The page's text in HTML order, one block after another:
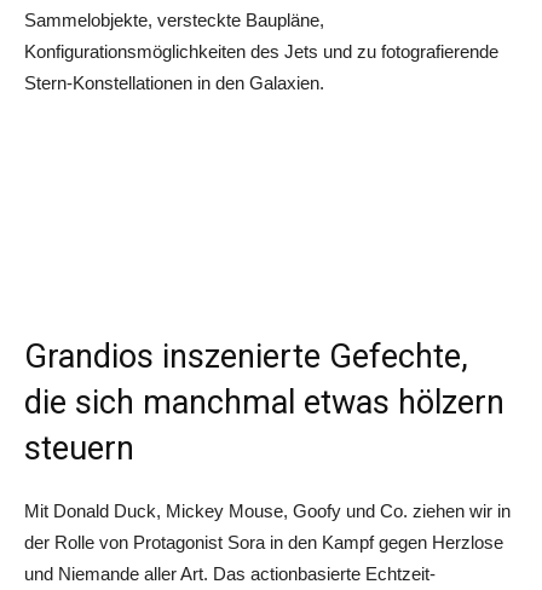
Sammelobjekte, versteckte Baupläne,
Konfigurationsmöglichkeiten des Jets und zu fotografierende
Stern-Konstellationen in den Galaxien.
Grandios inszenierte Gefechte,
die sich manchmal etwas hölzern
steuern
Mit Donald Duck, Mickey Mouse, Goofy und Co. ziehen wir in
der Rolle von Protagonist Sora in den Kampf gegen Herzlose
und Niemande aller Art. Das actionbasierte Echtzeit-